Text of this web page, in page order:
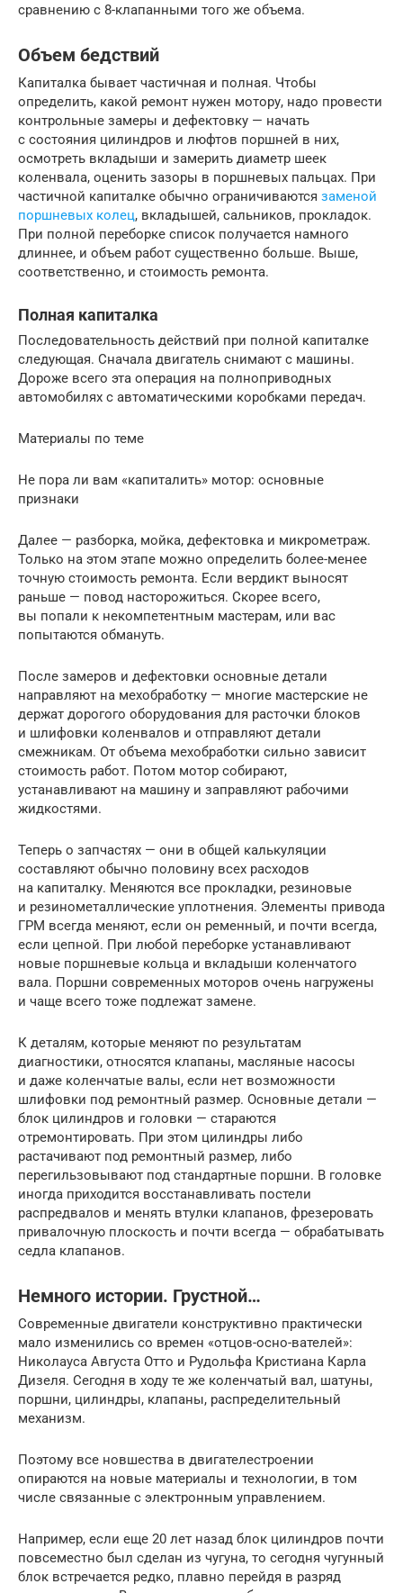
сравнению с 8-клапанными того же объема.
Объем бедствий
Капиталка бывает частичная и полная. Чтобы
определить, какой ремонт нужен мотору, надо провести
контрольные замеры и дефектовку — начать
с состояния цилиндров и люфтов поршней в них,
осмотреть вкладыши и замерить диаметр шеек
коленвала, оценить зазоры в поршневых пальцах. При
частичной капиталке обычно ограничиваются заменой
поршневых колец, вкладышей, сальников, прокладок.
При полной переборке список получается намного
длиннее, и объем работ существенно больше. Выше,
соответственно, и стоимость ремонта.
Полная капиталка
Последовательность действий при полной капиталке
следующая. Сначала двигатель снимают с машины.
Дороже всего эта операция на полноприводных
автомобилях с автоматическими коробками передач.
Материалы по теме
Не пора ли вам «капиталить» мотор: основные
признаки
Далее — разборка, мойка, дефектовка и микрометраж.
Только на этом этапе можно определить более-менее
точную стоимость ремонта. Если вердикт выносят
раньше — повод насторожиться. Скорее всего,
вы попали к некомпетентным мастерам, или вас
попытаются обмануть.
После замеров и дефектовки основные детали
направляют на мехобработку — многие мастерские не
держат дорогого оборудования для расточки блоков
и шлифовки коленвалов и отправляют детали
смежникам. От объема мехобработки сильно зависит
стоимость работ. Потом мотор собирают,
устанавливают на машину и заправляют рабочими
жидкостями.
Теперь о запчастях — они в общей калькуляции
составляют обычно половину всех расходов
на капиталку. Меняются все прокладки, резиновые
и резинометаллические уплотнения. Элементы привода
ГРМ всегда меняют, если он ременный, и почти всегда,
если цепной. При любой переборке устанавливают
новые поршневые кольца и вкладыши коленчатого
вала. Поршни современных моторов очень нагружены
и чаще всего тоже подлежат замене.
К деталям, которые меняют по результатам
диагностики, относятся клапаны, масляные насосы
и даже коленчатые валы, если нет возможности
шлифовки под ремонтный размер. Основные детали —
блок цилиндров и головки — стараются
отремонтировать. При этом цилиндры либо
растачивают под ремонтный размер, либо
перегильзовывают под стандартные поршни. В головке
иногда приходится восстанавливать постели
распредвалов и менять втулки клапанов, фрезеровать
привалочную плоскость и почти всегда — обрабатывать
седла клапанов.
Немного истории. Грустной…
Современные двигатели конструктивно практически
мало изменились со времен «отцов-осно-вателей»:
Николауса Августа Отто и Рудольфа Кристиана Карла
Дизеля. Сегодня в ходу те же коленчатый вал, шатуны,
поршни, цилиндры, клапаны, распределительный
механизм.
Поэтому все новшества в двигателестроении
опираются на новые материалы и технологии, в том
числе связанные с электронным управлением.
Например, если еще 20 лет назад блок цилиндров почти
повсеместно был сделан из чугуна, то сегодня чугунный
блок встречается редко, плавно перейдя в разряд